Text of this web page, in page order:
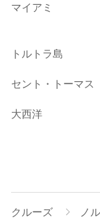
マイアミ
トルトラ島
セント・トーマス
大西洋
クルーズ
ノ